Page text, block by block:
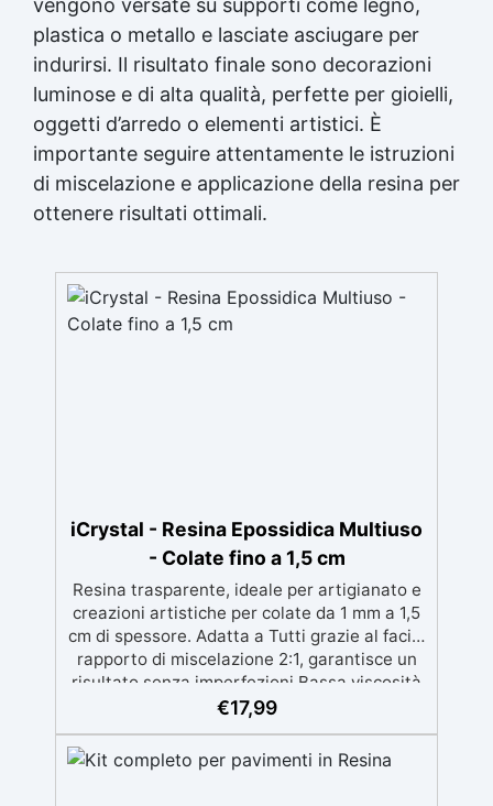
plastica o metallo e lasciate asciugare per
indurirsi. Il risultato finale sono decorazioni
luminose e di alta qualità, perfette per gioielli,
oggetti d’arredo o elementi artistici. È
importante seguire attentamente le istruzioni
di miscelazione e applicazione della resina per
ottenere risultati ottimali.
iCrystal - Resina Epossidica Multiuso
- Colate fino a 1,5 cm
Resina trasparente, ideale per artigianato e
creazioni artistiche per colate da 1 mm a 1,5
cm di spessore. Adatta a Tutti grazie al facile
rapporto di miscelazione 2:1, garantisce un
risultato senza imperfezioni Bassa viscosità
per colate senza bolle, compatibile con
materiali. Certificata post-catalisi atossica e
sicura per il contatto con la pelle, Bpa Free e
€17,99